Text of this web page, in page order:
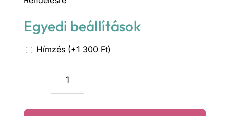
Egyedi beállítások
Hímzés (+1 300 Ft)
Focis